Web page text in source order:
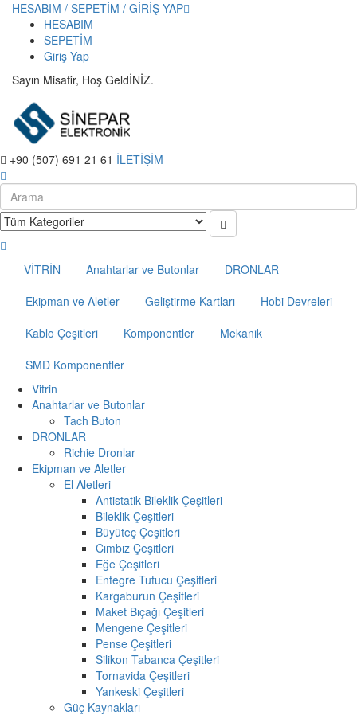
HESABIM / SEPETİM / GİRİŞ YAP
HESABIM
SEPETİM
Giriş Yap
Sayın Misafir, Hoş GeldİNİZ.
+90 (507) 691 21 61 İLETİŞİM
VİTRİN Anahtarlar ve Butonlar
DRONLAR
Ekipman ve Aletler
Geliştirme Kartları
Hobi Devreleri
Kablo Çeşitleri
Komponentler
Mekanik
SMD Komponentler
Vitrin
Anahtarlar ve Butonlar
Tach Buton
DRONLAR
Richie Dronlar
Ekipman ve Aletler
El Aletleri
Antistatik Bileklik Çeşitleri
Bileklik Çeşitleri
Büyüteç Çeşitleri
Cımbız Çeşitleri
Eğe Çeşitleri
Entegre Tutucu Çeşitleri
Kargaburun Çeşitleri
Maket Bıçağı Çeşitleri
Mengene Çeşitleri
Pense Çeşitleri
Silikon Tabanca Çeşitleri
Tornavida Çeşitleri
Yankeski Çeşitleri
Güç Kaynakları